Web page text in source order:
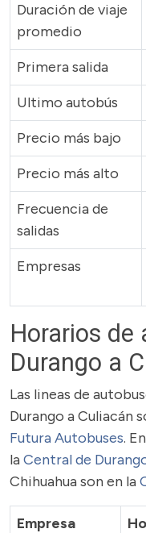
Duración de viaje
promedio
Primera salida
Ultimo autobús
Precio más bajo
Precio más alto
Frecuencia de
salidas
Empresas
Horarios de
Durango a
Las lineas de
Durango a Culiacán
Futura Autobuses.
laCentral de
Chihuahua son en la
Empresa